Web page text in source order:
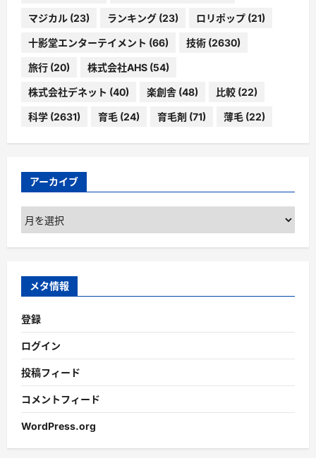
マジカル (23) ランキング (23) ロリポップ (21)
十影堂エンターテイメント (66) 技術 (2630)
旅行 (20) 株式会社AHS (54)
株式会社デネット (40) 楽創舎 (48) 比較 (22)
科学 (2631) 育毛 (24) 育毛剤 (71) 薄毛 (22)
アーカイブ
ア
ー
カ
ブ
メタ情報
登録
ログイン
投稿フィード
コメントフィード
WordPress.org